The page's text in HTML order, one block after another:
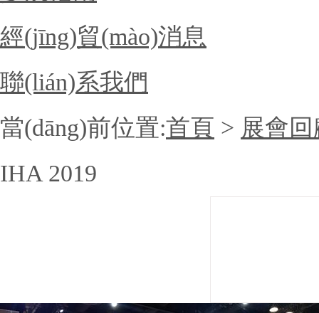
經(jīng)貿(mào)消息
聯(lián)系我們
當(dāng)前位置:首頁 > 展會
IHA 2019